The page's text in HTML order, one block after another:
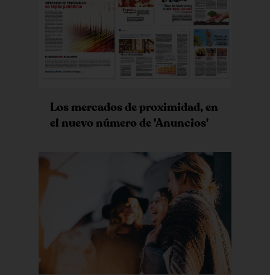
Los mercados de proximidad, en
el nuevo número de 'Anuncios'